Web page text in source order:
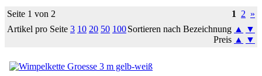
Seite 1 von 2 1 2 »
Artikel pro Seite 3 10 20 50 100Sortieren nach Bezeichnung ▲
▼
Preis ▲ ▼